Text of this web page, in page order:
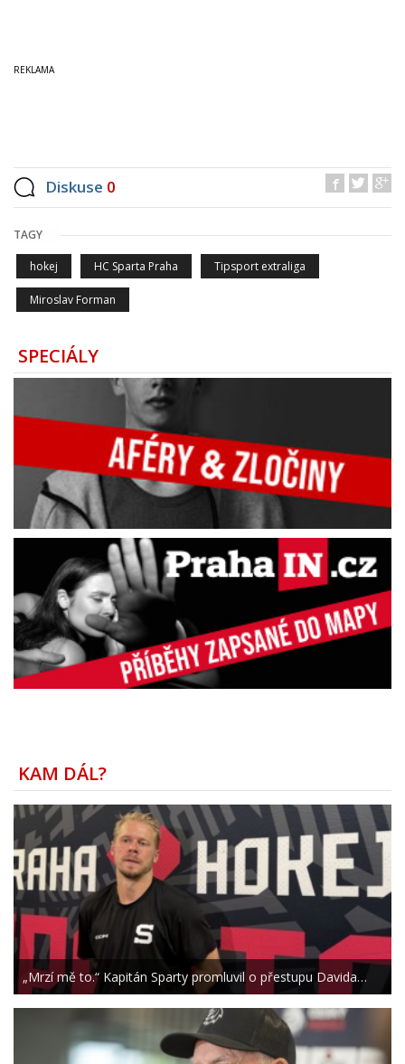
Diskuse 0
TAGY
hokej HC Sparta Praha Tipsport extraliga
Miroslav Forman
SPECIÁLY
KAM DÁL?
„Mrzí mě to.“ Kapitán Sparty promluvil o přestupu Davida…